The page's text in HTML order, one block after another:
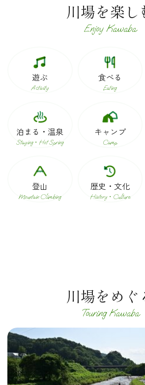
川場を楽し
Enjoy Kawaba
遊ぶ
Activity
食べる
Eating
泊まる・温泉
Staying・hot Spring
キャンプ
Camp
登山
Mountain Climbing
歴史・文化
History・Culture
川場をめぐ
Touring Kawaba